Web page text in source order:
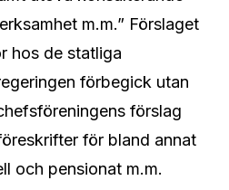
m.m.” Förslaget
hos de statliga
förbegick utan
förslag
för bland annat
och pensionat m.m.